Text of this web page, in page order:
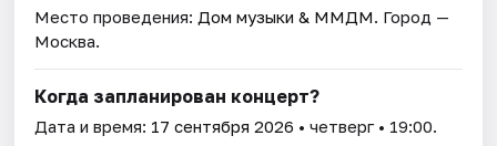
Место проведения: Дом музыки & ММДМ. Город —
Москва.
Когда запланирован концерт?
Дата и время: 17 сентября 2026 • четверг • 19:00.